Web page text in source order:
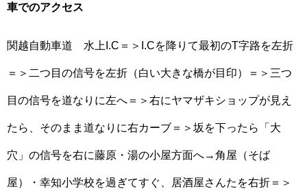
車でのアクセス
関越自動車道 水上I.C＝＞I.Cを降りて最初のT字路を左折
＝＞二つ目の信号を左折（白い大きな橋が目印）＝＞三つ
目の信号を道なりに左へ＝＞右にヤマザキショップが見え
たら、そのまま道なりに右カーブ＝＞坂を下ったら「大
穴」の信号を右に藤原・湯の小屋方面へ→角屋（そば
屋）・幸知小学校を過ぎてすぐ、居酒屋さんたを右折＝＞